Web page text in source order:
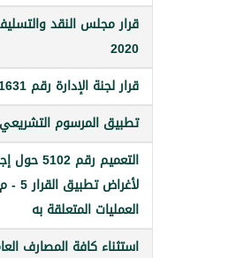
2020
قرار لجنة الإدارة رقم 1631 المتعلق بنشرة البدلات
تطبيق المرسوم التشريعي رقم 23
التعميم
العمليات المتعلقة به